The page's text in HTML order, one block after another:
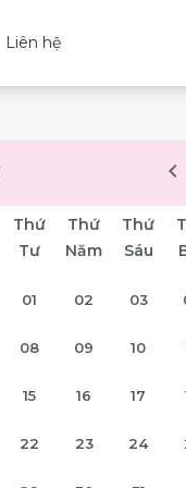
Liên hệ
Thứ
Tư
Thứ
Năm
Thứ
Sáu
01 02 03
08 09 10
15 16 17
22 23 24